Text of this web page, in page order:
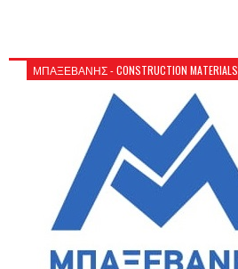
ΜΠΑΞΕΒΑΝΗΣ - CONSTRUCTION MATERIALS